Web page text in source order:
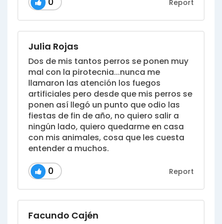
Report
Julia Rojas
Dos de mis tantos perros se ponen muy
mal con la pirotecnia...nunca me
llamaron las atención los fuegos
artificiales pero desde que mis perros se
ponen así llegó un punto que odio las
fiestas de fin de año, no quiero salir a
ningún lado, quiero quedarme en casa
con mis animales, cosa que les cuesta
entender a muchos.
0 Report
Facundo Cajén